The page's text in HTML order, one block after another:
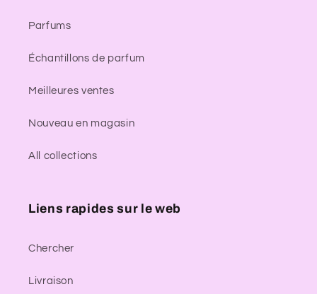
Parfums
Échantillons de parfum
Meilleures ventes
Nouveau en magasin
All collections
Liens rapides sur le web
Chercher
Livraison